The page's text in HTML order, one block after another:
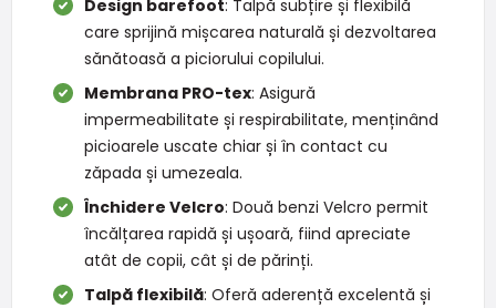
Design barefoot: Talpă subțire și flexibilă
care sprijină mișcarea naturală și dezvoltarea
sănătoasă a piciorului copilului.
Membrana PRO-tex: Asigură
impermeabilitate și respirabilitate, menținând
picioarele uscate chiar și în contact cu
zăpada și umezeala.
Închidere Velcro: Două benzi Velcro permit
încălțarea rapidă și ușoară, fiind apreciate
atât de copii, cât și de părinți.
Talpă flexibilă: Oferă aderență excelentă și